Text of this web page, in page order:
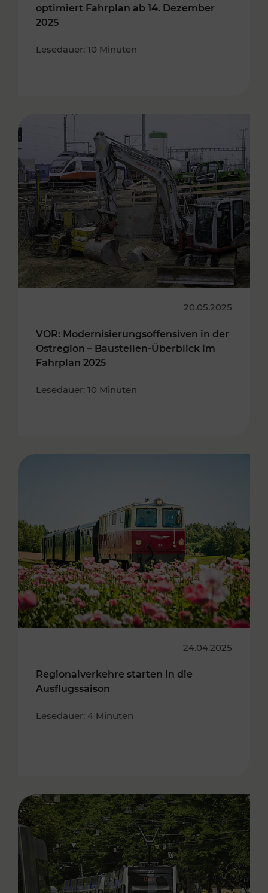
optimiert Fahrplan ab 14. Dezember
2025
Lesedauer: 10 Minuten
20.05.2025
VOR: Modernisierungsoffensiven in der
Ostregion – Baustellen-Überblick im
Fahrplan 2025
Lesedauer: 10 Minuten
24.04.2025
Regionalverkehre starten in die
Ausflugssaison
Lesedauer: 4 Minuten